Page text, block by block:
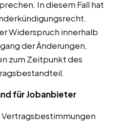
In diesem Fall hat
Widerspruch innerhalb
der Änderungen,
zum Zeitpunkt des
für Jobanbieter